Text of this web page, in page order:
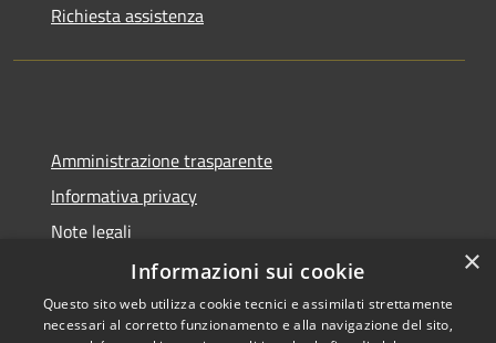
Richiesta assistenza
Amministrazione trasparente
Informativa privacy
Note legali
Dichiarazione di accessibilità
×
Informazioni sui cookie
Questo sito web utilizza cookie tecnici e assimilati strettamente
necessari al corretto funzionamento e alla navigazione del sito,